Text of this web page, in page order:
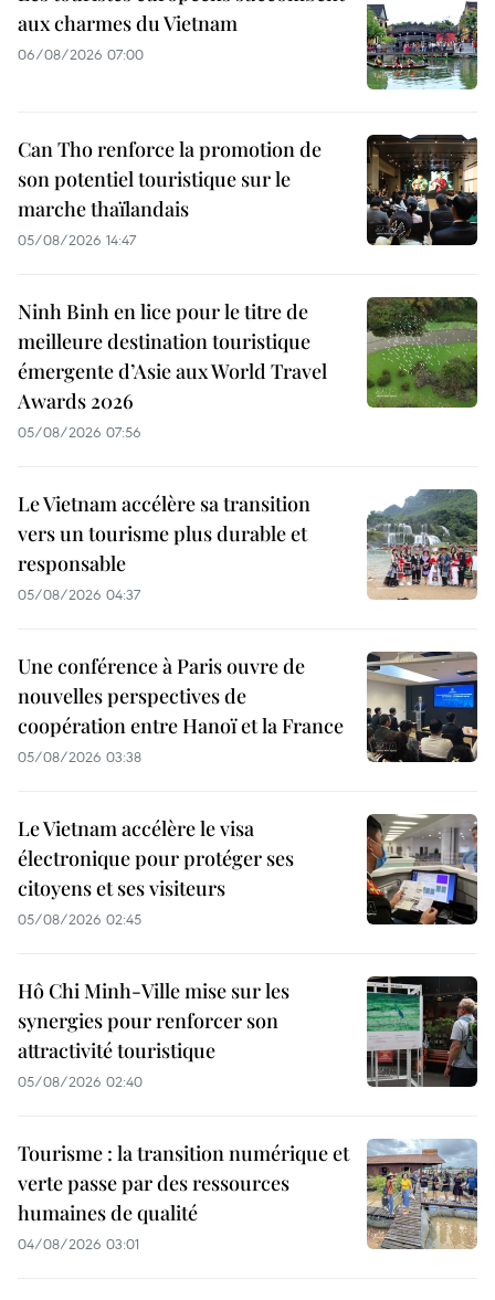
aux charmes du Vietnam
06/08/2026 07:00
Can Tho renforce la promotion de
son potentiel touristique sur le
marche thaïlandais
05/08/2026 14:47
Ninh Binh en lice pour le titre de
meilleure destination touristique
émergente d’Asie aux World Travel
Awards 2026
05/08/2026 07:56
Le Vietnam accélère sa transition
vers un tourisme plus durable et
responsable
05/08/2026 04:37
Une conférence à Paris ouvre de
nouvelles perspectives de
coopération entre Hanoï et la France
05/08/2026 03:38
Le Vietnam accélère le visa
électronique pour protéger ses
citoyens et ses visiteurs
05/08/2026 02:45
Hô Chi Minh-Ville mise sur les
synergies pour renforcer son
attractivité touristique
05/08/2026 02:40
Tourisme : la transition numérique et
verte passe par des ressources
humaines de qualité
04/08/2026 03:01